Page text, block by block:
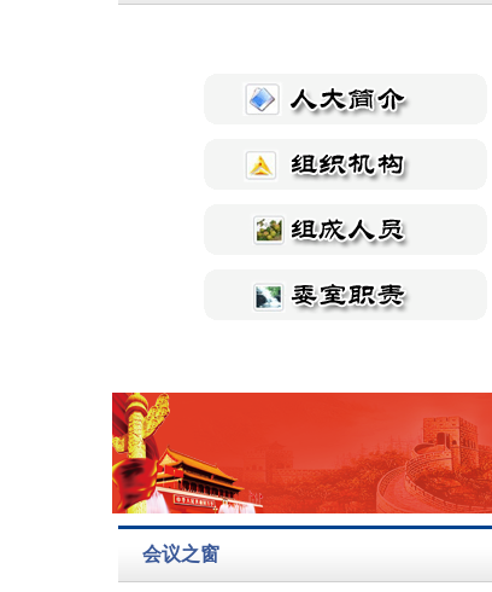
因 在新征程上书写优
习近平结束对朝鲜国事访
习近平将对朝鲜民主
习近平复信参加“共航蔚
会议之窗